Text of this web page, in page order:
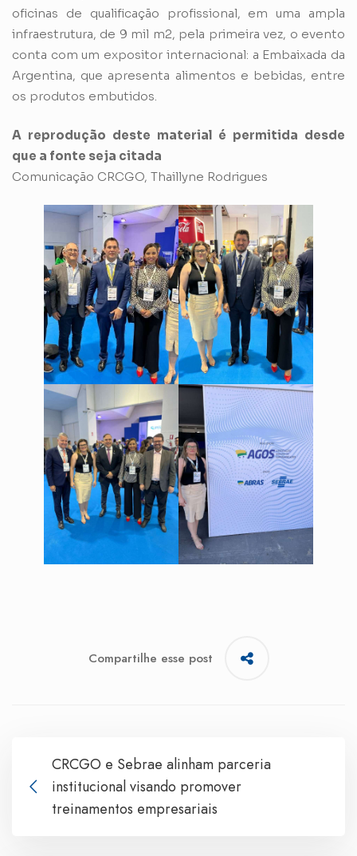
oficinas de qualificação profissional, em uma ampla
infraestrutura, de 9 mil m2, pela primeira vez, o evento
conta com um expositor internacional: a Embaixada da
Argentina, que apresenta alimentos e bebidas, entre
os produtos embutidos.
A reprodução deste material é permitida desde
que a fonte seja citada
Comunicação CRCGO, Thaillyne Rodrigues
Compartilhe esse post
CRCGO e Sebrae alinham parceria
institucional visando promover
treinamentos empresariais